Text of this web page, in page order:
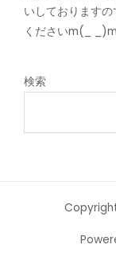
いしております
くださいm(_ _)m
検索